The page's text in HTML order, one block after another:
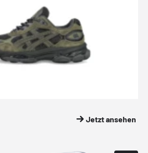
Jetzt ansehen